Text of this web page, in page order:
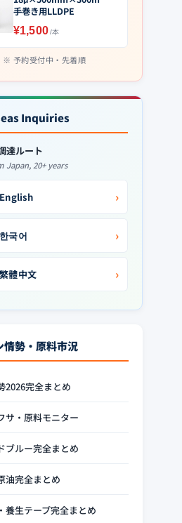
手巻き用LLDPE
¥1,500/本
予約受付中・先着順
Inquiries
達ルート
Japan, 20+ years
English ›
한국어 ›
繁體中文 ›
情勢・原料市況
2026完全まとめ
サ・原料モニター
ブルー完全まとめ
油完全まとめ
養生テープ完全まとめ